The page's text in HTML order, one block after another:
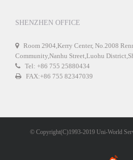
SHENZHEN OFFICE
Room 2904,Kerry Center, No.2008
Community,Nanhu Street,Luohu
Tel: +86 755 25880434
FAX:+86 755 82347039
© Copyright(C)1993-2019 Uni-World